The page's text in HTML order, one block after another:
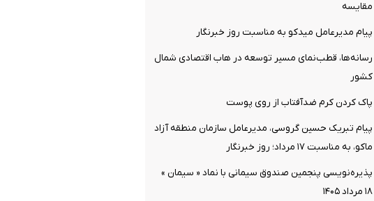
مقایسه
پیام مدیرعامل میدکو به مناسبت روز خبرنگار
رسانه‌ها، قطب‌نمای مسیر توسعه در هاب اقتصادی شمال
کشور
پاک کردن کرم ضدآفتاب از روی پوست
پیام تبریک حسین گروسی، مدیرعامل سازمان منطقه آزاد
ماکو، به مناسبت ۱۷ مرداد؛ روز خبرنگار
پذیره‌نویسی پنجمین صندوق سیمانی با نماد « سیمان »
۱۸ مرداد ۱۴۰۵